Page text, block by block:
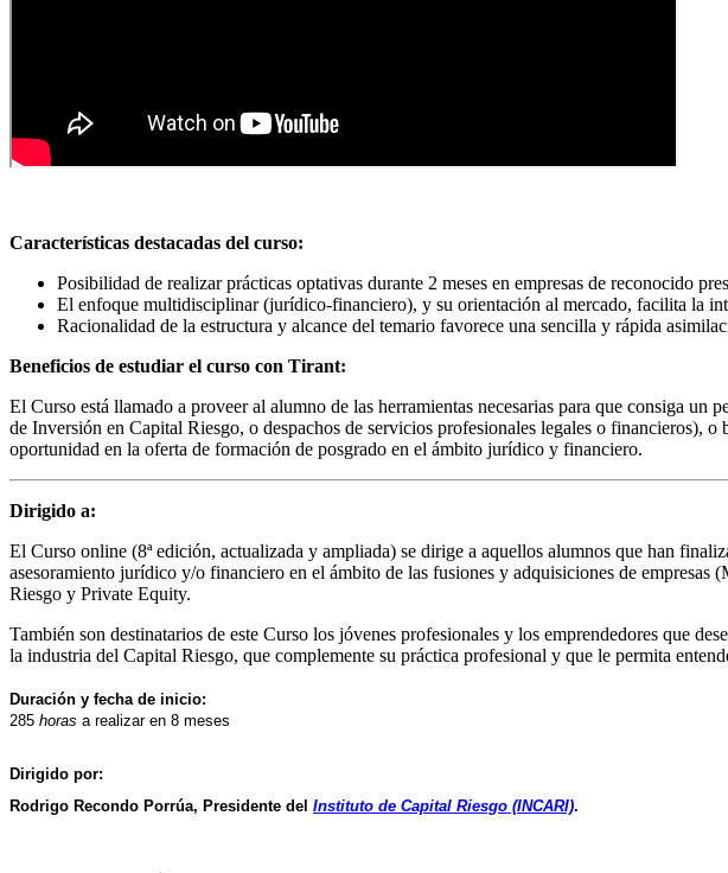
Características destacadas del curso:
Posibilidad de realizar prácticas optativas durante 2 meses en empresas de reconocido
El enfoque multidisciplinar (jurídico-financiero), y su orientación al mercado, facilita la
Racionalidad de la estructura y alcance del temario favorece una sencilla y rápida
Beneficios de estudiar el curso con Tirant:
El Curso está llamado a proveer al alumno de las herramientas necesarias para que consiga
de Inversión en Capital Riesgo, o despachos de servicios profesionales legales o financieros),
oportunidad en la oferta de formación de posgrado en el ámbito jurídico y financiero.
Dirigido a:
El Curso online (8ª edición, actualizada y ampliada) se dirige a aquellos alumnos que han
asesoramiento jurídico y/o financiero en el ámbito de las fusiones y adquisiciones de
Riesgo y Private Equity.
También son destinatarios de este Curso los jóvenes profesionales y los emprendedores que
la industria del Capital Riesgo, que complemente su práctica profesional y que le permita
Duración y fecha de inicio:
285 horas a realizar en 8 meses
Dirigido por:
Rodrigo Recondo Porrúa, Presidente del Instituto de Capital Riesgo (INCARI).